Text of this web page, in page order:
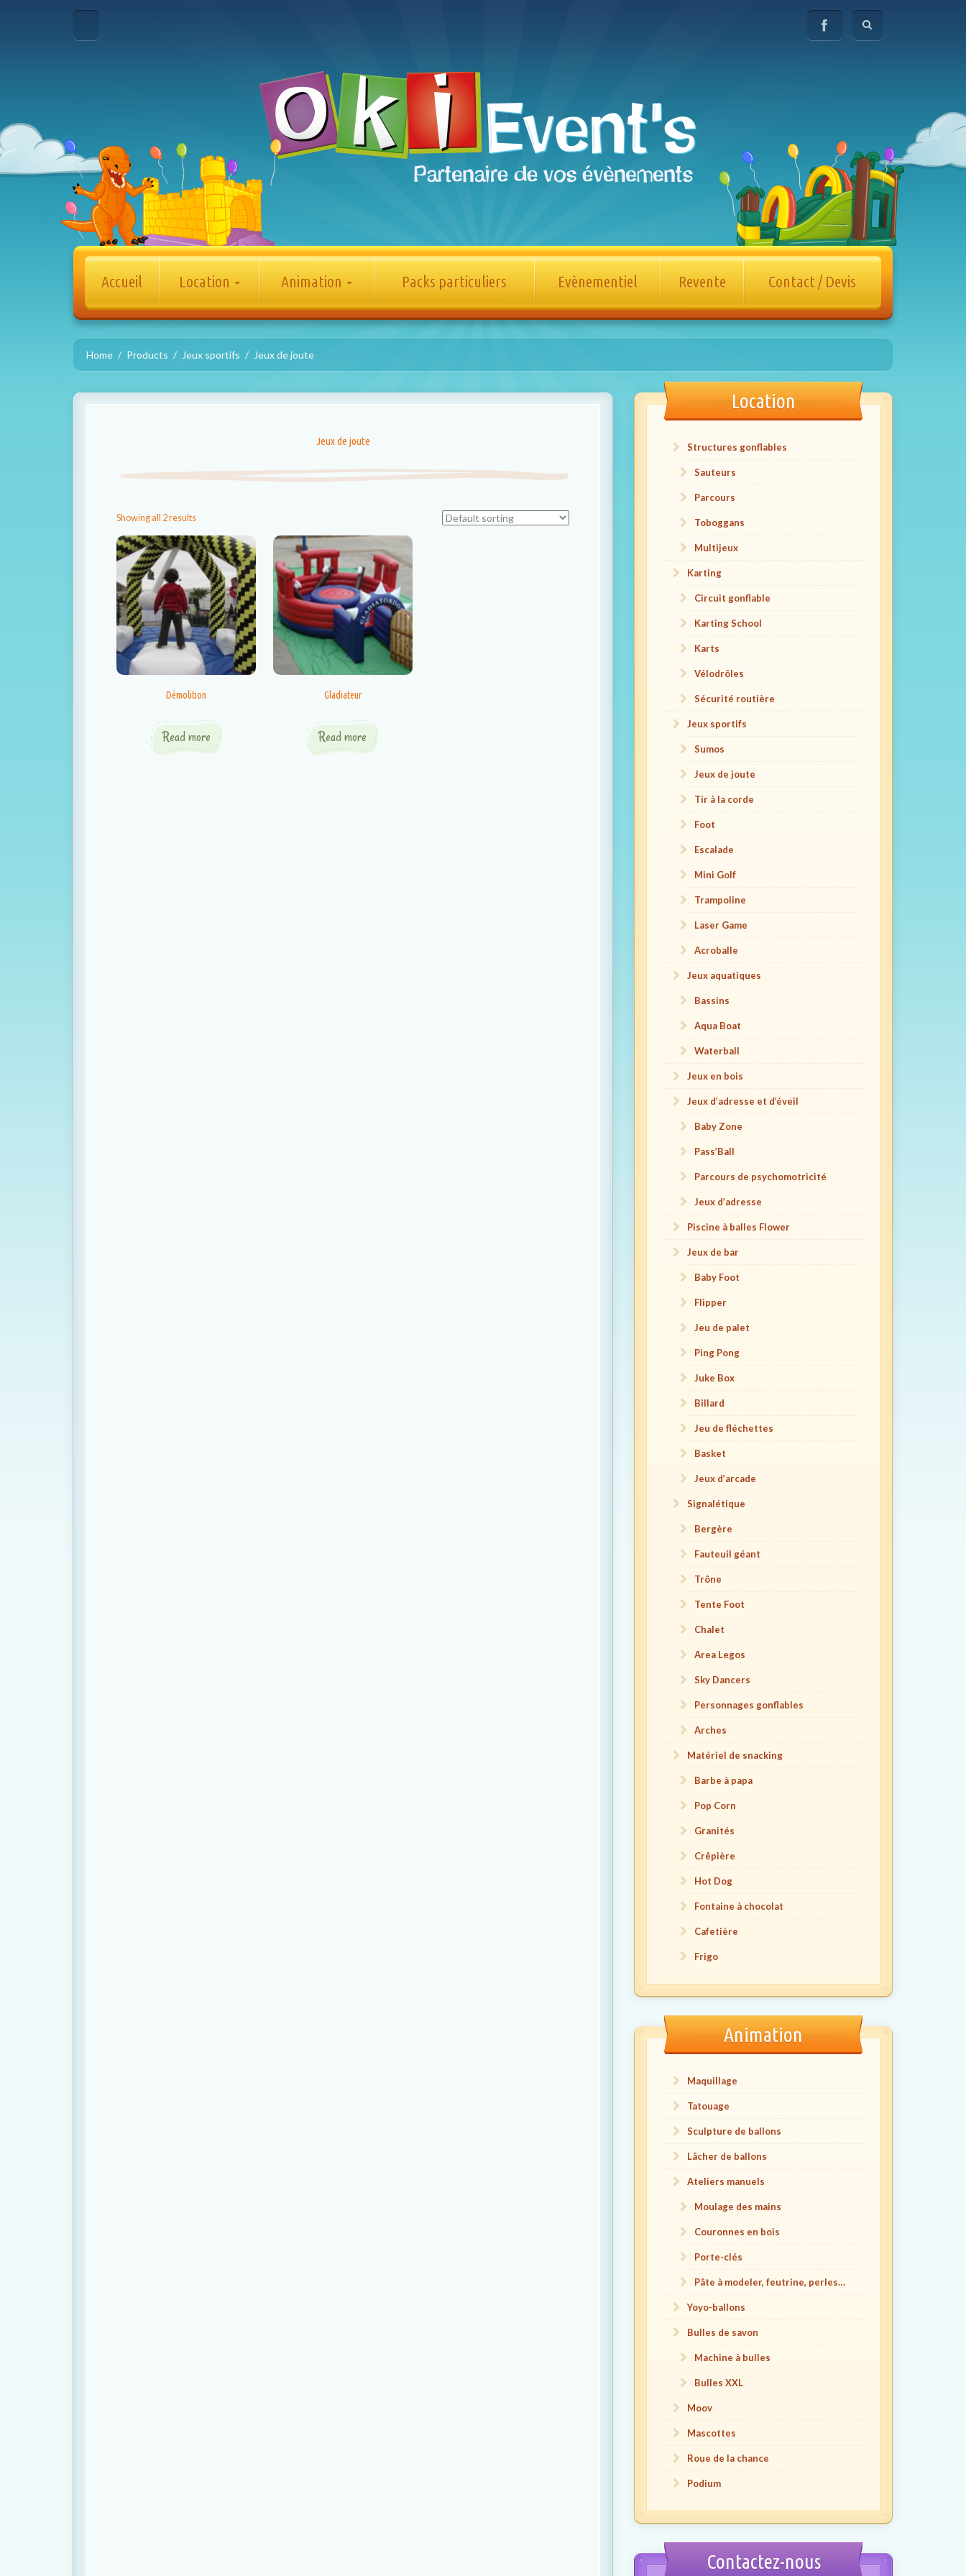
Accueil Location Animation Packs particuliers Evènementiel Revente Contact / Devis
Home Products Jeux sportifs Jeux de joute
Jeux de joute
Showing all 2 results
Démolition
Read more
Gladiateur
Read more
Location
Structures gonflables
Sauteurs
Parcours
Toboggans
Multijeux
Karting
Circuit gonflable
Karting School
Karts
Vélodrôles
Sécurité routière
Jeux sportifs
Sumos
Jeux de joute
Tir à la corde
Foot
Escalade
Mini Golf
Trampoline
Laser Game
Acroballe
Jeux aquatiques
Bassins
Aqua Boat
Waterball
Jeux en bois
Jeux d’adresse et d’éveil
Baby Zone
Pass’Ball
Parcours de psychomotricité
Jeux d’adresse
Piscine à balles Flower
Jeux de bar
Baby Foot
Flipper
Jeu de palet
Ping Pong
Juke Box
Billard
Jeu de fléchettes
Basket
Jeux d’arcade
Signalétique
Bergère
Fauteuil géant
Trône
Tente Foot
Chalet
Area Legos
Sky Dancers
Personnages gonflables
Arches
Matériel de snacking
Barbe à papa
Pop Corn
Granités
Crêpière
Hot Dog
Fontaine à chocolat
Cafetière
Frigo
Animation
Maquillage
Tatouage
Sculpture de ballons
Lâcher de ballons
Ateliers manuels
Moulage des mains
Couronnes en bois
Porte-clés
Pâte à modeler, feutrine, perles…
Yoyo-ballons
Bulles de savon
Machine à bulles
Bulles XXL
Moov
Mascottes
Roue de la chance
Podium
Contactez-nous